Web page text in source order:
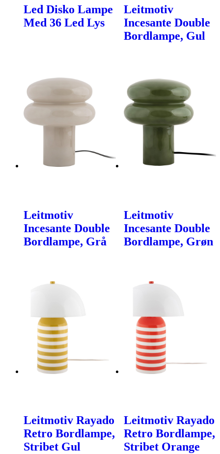
Led Disko Lampe
Med 36 Led Lys
Leitmotiv
Incesante Double
Bordlampe, Gul
Leitmotiv
Incesante Double
Bordlampe, Grå
Leitmotiv
Incesante Double
Bordlampe, Grøn
Leitmotiv Rayado
Retro Bordlampe,
Stribet Gul
Leitmotiv Rayado
Retro Bordlampe,
Stribet Orange